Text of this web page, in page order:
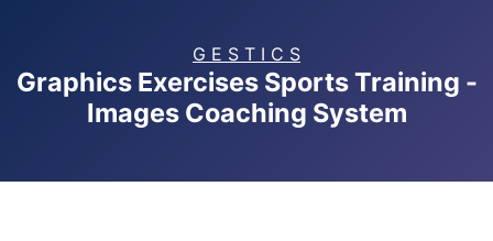
G E S T I C S
Graphics Exercises Sports Training -
Images Coaching System